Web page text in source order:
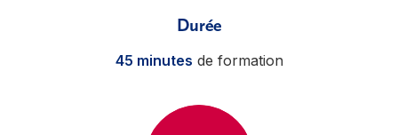
Durée
45 minutes de formation